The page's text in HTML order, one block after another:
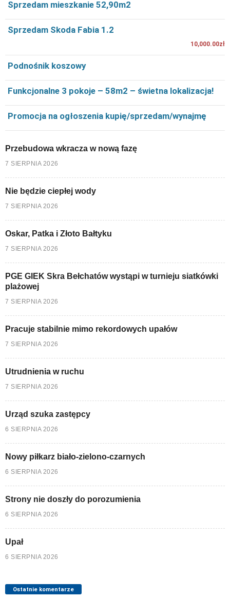
Sprzedam mieszkanie 52,90m2
Sprzedam Skoda Fabia 1.2
10,000.00zł
Podnośnik koszowy
Funkcjonalne 3 pokoje – 58m2 – świetna lokalizacja!
Promocja na ogłoszenia kupię/sprzedam/wynajmę
Przebudowa wkracza w nową fazę
7 SIERPNIA 2026
Nie będzie ciepłej wody
7 SIERPNIA 2026
Oskar, Patka i Złoto Bałtyku
7 SIERPNIA 2026
PGE GIEK Skra Bełchatów wystąpi w turnieju siatkówki
plażowej
7 SIERPNIA 2026
Pracuje stabilnie mimo rekordowych upałów
7 SIERPNIA 2026
Utrudnienia w ruchu
7 SIERPNIA 2026
Urząd szuka zastępcy
6 SIERPNIA 2026
Nowy piłkarz biało-zielono-czarnych
6 SIERPNIA 2026
Strony nie doszły do porozumienia
6 SIERPNIA 2026
Upał
6 SIERPNIA 2026
Ostatnie komentarze